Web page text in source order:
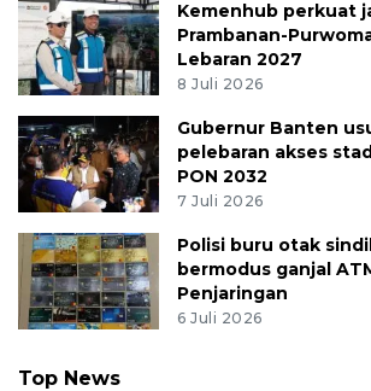
Kemenhub perkuat
Prambanan-
Lebaran 2027
8 Juli 2026
Gubernur Banten
pelebaran akses
PON 2032
7 Juli 2026
Polisi buru otak
bermodus ganjal
Penjaringan
6 Juli 2026
Top News